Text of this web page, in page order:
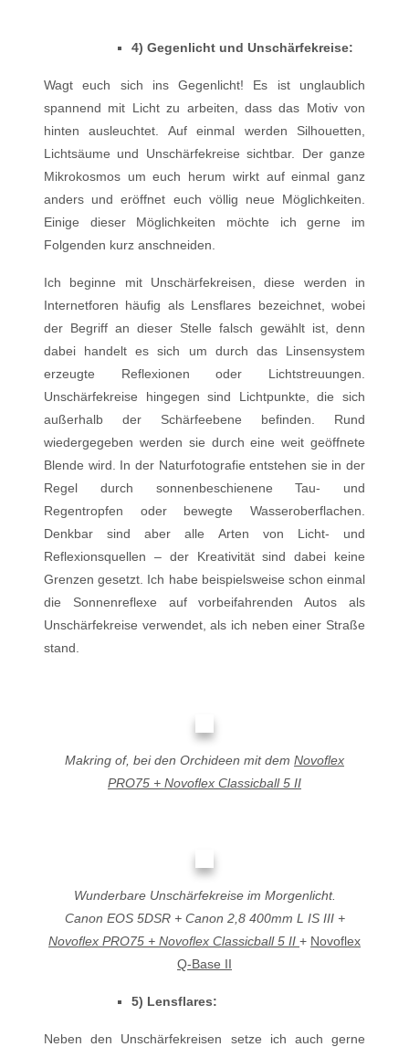
4) Gegenlicht und Unschärfekreise:
Wagt euch sich ins Gegenlicht! Es ist unglaublich
spannend mit Licht zu arbeiten, dass das Motiv von
hinten ausleuchtet. Auf einmal werden Silhouetten,
Lichtsäume und Unschärfekreise sichtbar. Der ganze
Mikrokosmos um euch herum wirkt auf einmal ganz
anders und eröffnet euch völlig neue Möglichkeiten.
Einige dieser Möglichkeiten möchte ich gerne im
Folgenden kurz anschneiden.
Ich beginne mit Unschärfekreisen, diese werden in
Internetforen häufig als Lensflares bezeichnet, wobei
der Begriff an dieser Stelle falsch gewählt ist, denn
dabei handelt es sich um durch das Linsensystem
erzeugte Reflexionen oder Lichtstreuungen.
Unschärfekreise hingegen sind Lichtpunkte, die sich
außerhalb der Schärfeebene befinden. Rund
wiedergegeben werden sie durch eine weit geöffnete
Blende wird. In der Naturfotografie entstehen sie in der
Regel durch sonnenbeschienene Tau- und
Regentropfen oder bewegte Wasseroberflachen.
Denkbar sind aber alle Arten von Licht- und
Reflexionsquellen – der Kreativität sind dabei keine
Grenzen gesetzt. Ich habe beispielsweise schon einmal
die Sonnenreflexe auf vorbeifahrenden Autos als
Unschärfekreise verwendet, als ich neben einer Straße
stand.
Makring of, bei den Orchideen mit dem Novoflex
PRO75 + Novoflex Classicball 5 II
Wunderbare Unschärfekreise im Morgenlicht.
Canon EOS 5DSR + Canon 2,8 400mm L IS III +
Novoflex PRO75 + Novoflex Classicball 5 II + Novoflex
Q-Base II
5) Lensflares:
Neben den Unschärfekreisen setze ich auch gerne